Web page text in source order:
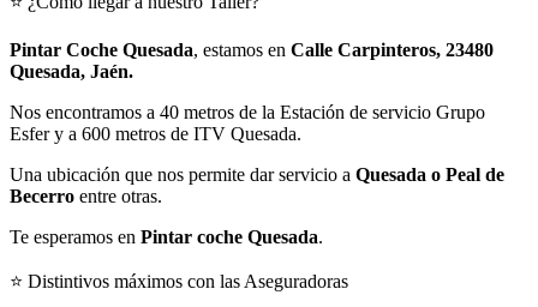
Pintar Coche Quesada, estamos en Calle Carpinteros, 23480
Quesada, Jaén.
Nos encontramos a 40 metros de la Estación de servicio Grupo
Esfer y a 600 metros de ITV Quesada.
Una ubicación que nos permite dar servicio a Quesada o Peal de
Becerro entre otras.
Te esperamos en Pintar coche Quesada.
⭐ Distintivos máximos con las Aseguradoras